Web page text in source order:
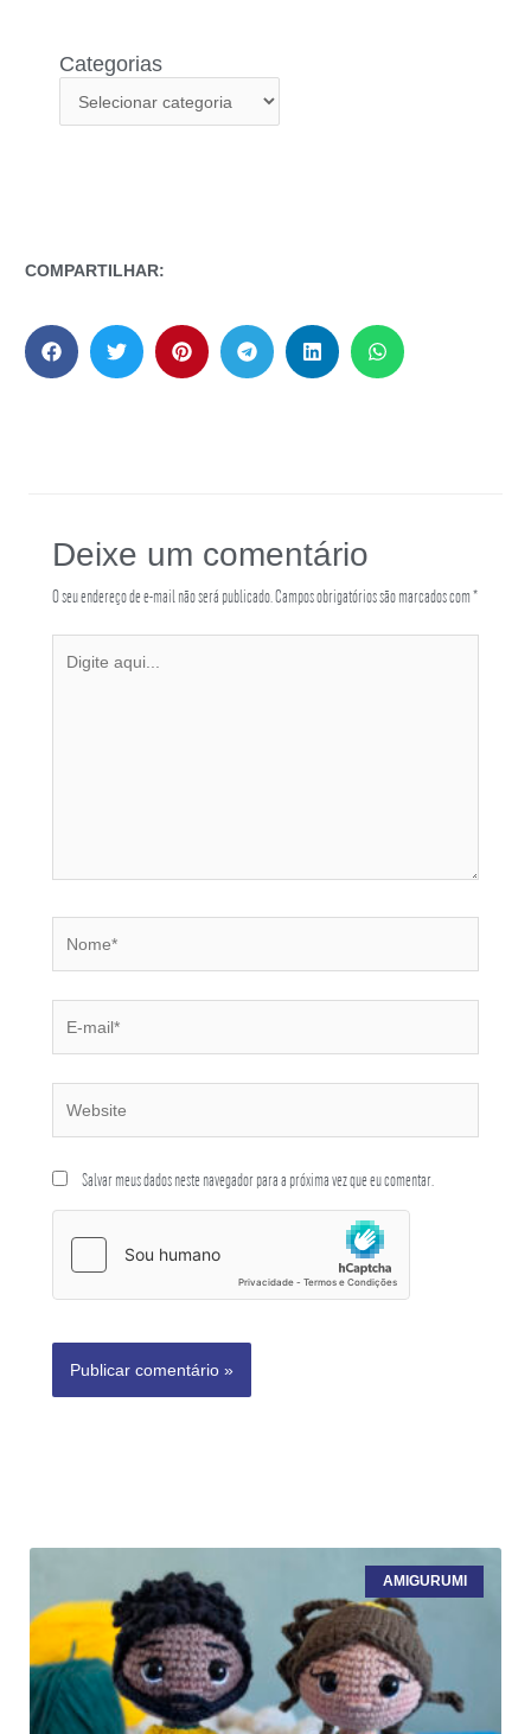
Categorias
COMPARTILHAR:
Deixe um comentário
O seu endereço de e-mail não será publicado. Campos obrigatórios são marcados com*
Salvar meus dados neste navegador para a próxima vez que eu comentar.
AMIGURUMI